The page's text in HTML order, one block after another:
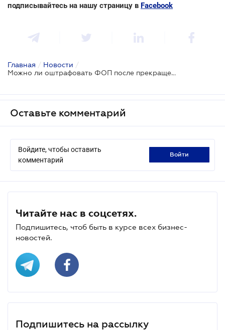
подписывайтесь на нашу страницу в Facebook
Главная / Новости /
Можно ли оштрафовать ФОП после прекращения его деятельности
Оставьте комментарий
Войдите, чтобы оставить
комментарий
войти
Читайте нас в соцсетях.
Подпишитесь, чтоб быть в курсе всех бизнес-
новостей.
Подпишитесь на рассылку